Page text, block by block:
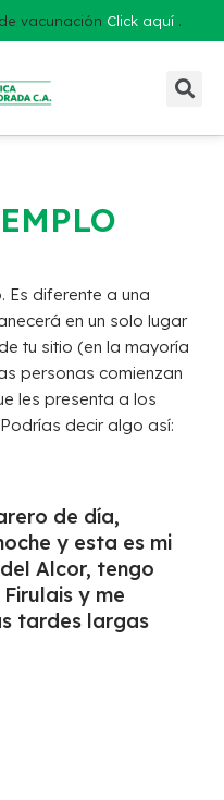
vacunación Click aquí .
Es diferente a una
en un solo lugar
tu sitio (en la mayoría
personas comienzan
les presenta a los
decir algo así:
de día,
y esta es mi
Alcor, tengo
y me
tardes largas